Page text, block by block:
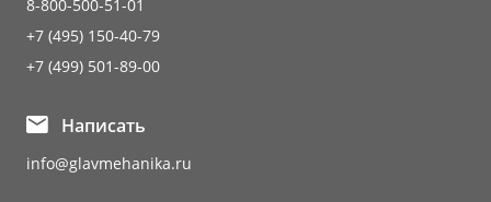
8-800-500-51-01
+7 (495) 150-40-79
+7 (499) 501-89-00
Написать
info@glavmehanika.ru